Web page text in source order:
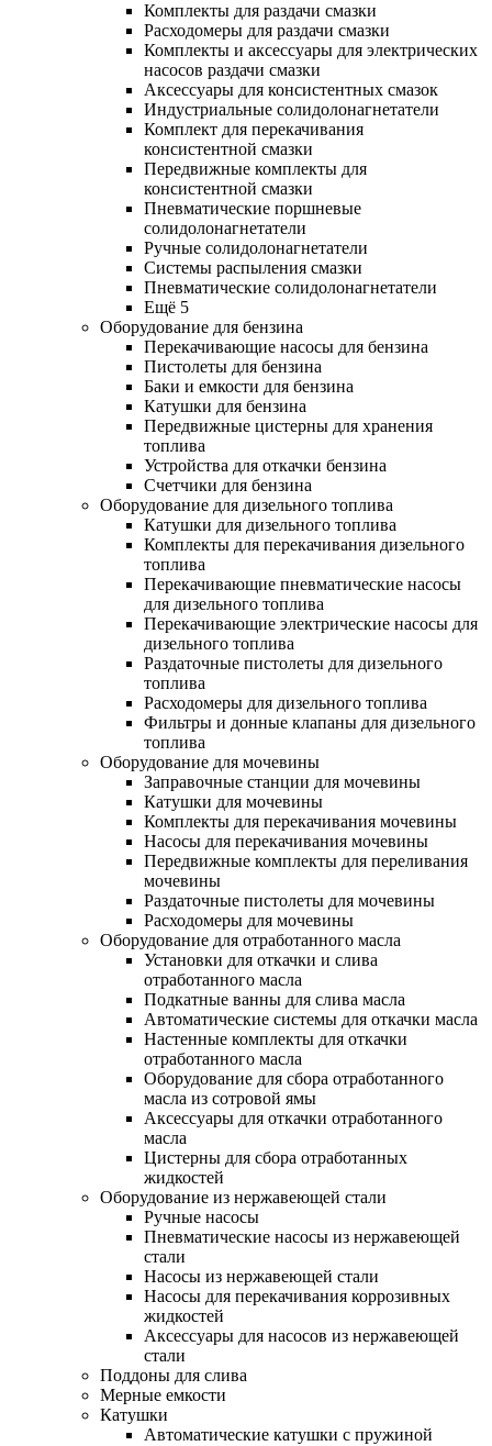
Комплекты для раздачи смазки
Расходомеры для раздачи смазки
Комплекты и аксессуары для электрических
насосов раздачи смазки
Аксессуары для консистентных смазок
Индустриальные солидолонагнетатели
Комплект для перекачивания
консистентной смазки
Передвижные комплекты для
консистентной смазки
Пневматические поршневые
солидолонагнетатели
Ручные солидолонагнетатели
Системы распыления смазки
Пневматические солидолонагнетатели
Ещё 5
Оборудование для бензина
Перекачивающие насосы для бензина
Пистолеты для бензина
Баки и емкости для бензина
Катушки для бензина
Передвижные цистерны для хранения
топлива
Устройства для откачки бензина
Счетчики для бензина
Оборудование для дизельного топлива
Катушки для дизельного топлива
Комплекты для перекачивания дизельного
топлива
Перекачивающие пневматические насосы
для дизельного топлива
Перекачивающие электрические насосы для
дизельного топлива
Раздаточные пистолеты для дизельного
топлива
Расходомеры для дизельного топлива
Фильтры и донные клапаны для дизельного
топлива
Оборудование для мочевины
Заправочные станции для мочевины
Катушки для мочевины
Комплекты для перекачивания мочевины
Насосы для перекачивания мочевины
Передвижные комплекты для переливания
мочевины
Раздаточные пистолеты для мочевины
Расходомеры для мочевины
Оборудование для отработанного масла
Установки для откачки и слива
отработанного масла
Подкатные ванны для слива масла
Автоматические системы для откачки масла
Настенные комплекты для откачки
отработанного масла
Оборудование для сбора отработанного
масла из сотровой ямы
Аксессуары для откачки отработанного
масла
Цистерны для сбора отработанных
жидкостей
Оборудование из нержавеющей стали
Ручные насосы
Пневматические насосы из нержавеющей
стали
Насосы из нержавеющей стали
Насосы для перекачивания коррозивных
жидкостей
Аксессуары для насосов из нержавеющей
стали
Поддоны для слива
Мерные емкости
Катушки
Автоматические катушки с пружиной